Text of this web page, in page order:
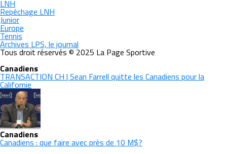
LNH
Repêchage LNH
Junior
Europe
Tennis
Archives LPS, le journal
Tous droit réservés © 2025 La Page Sportive
Canadiens
TRANSACTION CH | Sean Farrell quitte les Canadiens pour la
Californie
Canadiens
Canadiens : que faire avec près de 10 M$?